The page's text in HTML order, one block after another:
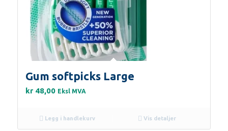
Gum softpicks Large
kr48,00 Eksl MVA
Legg i handlekurv Vis detaljer